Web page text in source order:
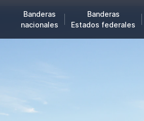
Banderas
nacionales
Banderas
Estados federales